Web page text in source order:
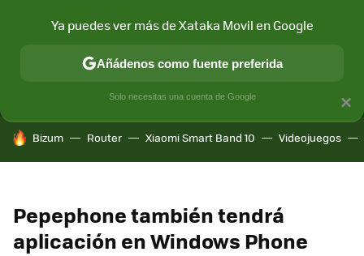
MÓVIL Y SOCIEDAD APLICACIONES
HOY SE HABLA DE
Bizum Router Xiaomi Smart Band 10 Videojuegos
Pepephone también tendrá
aplicación en Windows Phone
×
Ya puedes ver más de Xataka Movil en Google
Añádenos como fuente preferida
Solo necesitas una cuenta de Google